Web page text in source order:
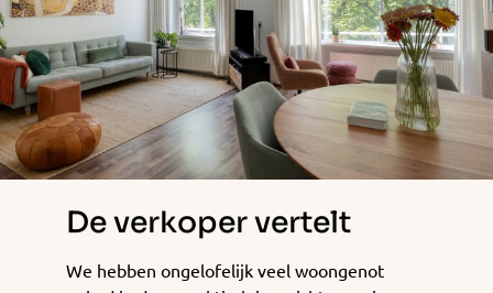
De verkoper vertelt
We hebben ongelofelijk veel woongenot